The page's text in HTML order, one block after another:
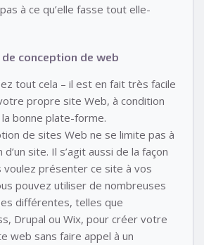
à ce qu’elle fasse tout elle-
conception de web
tout cela – il est en fait très facile
propre site Web, à condition
bonne plate-forme.
de sites Web ne se limite pas à
d’un site. Il s’agit aussi de la façon
voulez présenter ce site à vos
pouvez utiliser de nombreuses
différentes, telles que
Drupal ou Wix, pour créer votre
web sans faire appel à un